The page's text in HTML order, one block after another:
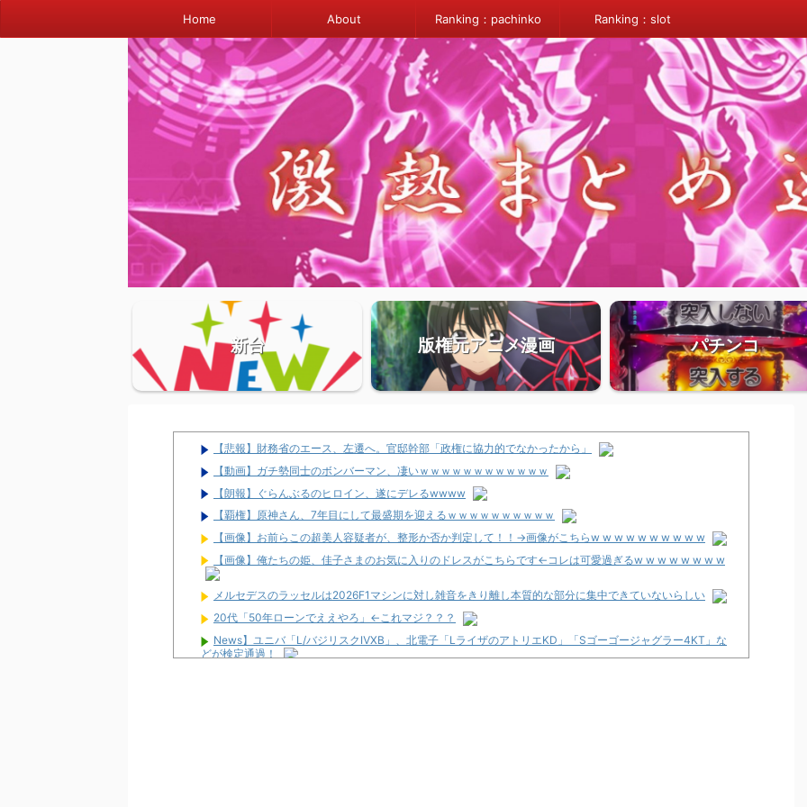
Home About Ranking：pachinko Ranking：slot
新台 版権元アニメ漫画 パチンコ
【悲報】財務省のエース、左遷へ。官邸幹部「政権に協力的でなかったから」
【動画】ガチ勢同士のボンバーマン、凄いｗｗｗｗｗｗｗｗｗｗｗｗ
【朗報】ぐらんぶるのヒロイン、遂にデレるwwww
【覇権】原神さん、7年目にして最盛期を迎えるｗｗｗｗｗｗｗｗｗｗ
【画像】お前らこの超美人容疑者が、整形か否か判定して！！→画像がこちらw w w w w w w w w w
【画像】俺たちの姫、佳子さまのお気に入りのドレスがこちらです←コレは可愛過ぎるw w w w w w w w
メルセデスのラッセルは2026F1マシンに対し雑音をきり離し本質的な部分に集中できていないらしい
20代「50年ローンでええやろ」←これマジ？？？
News】ユニバ「L/バジリスクⅣXB」、北電子「LライザのアトリエKD」「Sゴーゴージャグラー4KT」な
どが検定通過！